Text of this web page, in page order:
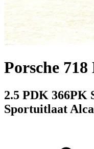
Porsche
2.5 PDK 366PK
Sportuitlaat